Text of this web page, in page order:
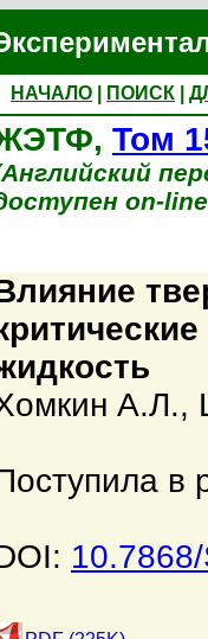
НАЧАЛО ПОИСК
Том
on-
А.Л.,
в